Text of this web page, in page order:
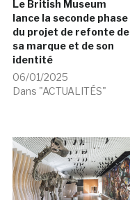
Le British Museum
lance la seconde phase
du projet de refonte de
sa marque et de son
identité
06/01/2025
Dans "ACTUALITÉS"